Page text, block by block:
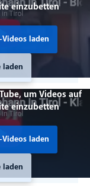
einzubetten
Videos laden
laden
um Videos auf
einzubetten
Videos laden
laden